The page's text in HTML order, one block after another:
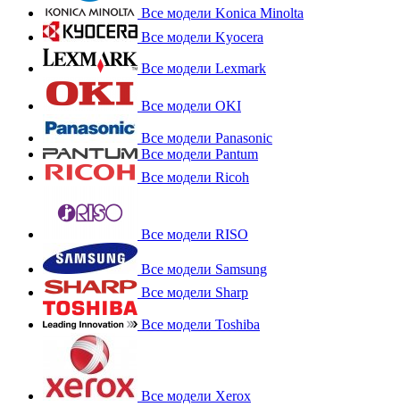
Все модели Konica Minolta
Все модели Kyocera
Все модели Lexmark
Все модели OKI
Все модели Panasonic
Все модели Pantum
Все модели Ricoh
Все модели RISO
Все модели Samsung
Все модели Sharp
Все модели Toshiba
Все модели Xerox